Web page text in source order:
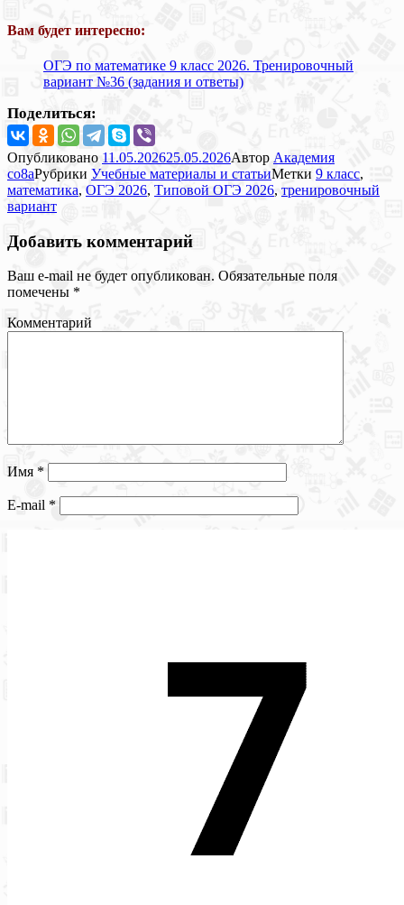
Вам будет интересно:
ОГЭ по математике 9 класс 2026. Тренировочный
вариант №36 (задания и ответы)
Поделиться:
Опубликовано 11.05.202625.05.2026Автор Академия
co8aРубрики Учебные материалы и статьиМетки 9 класс,
математика, ОГЭ 2026, Типовой ОГЭ 2026, тренировочный
вариант
Добавить комментарий
Ваш e-mail не будет опубликован. Обязательные поля
помечены *
Комментарий
Имя *
E-mail *